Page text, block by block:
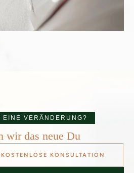
EINE VERÄNDERUNG?
wir das neue Du
KONSULTATION